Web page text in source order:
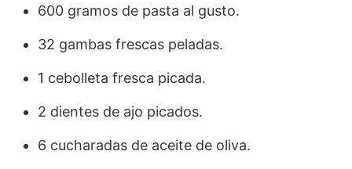
600 gramos de pasta al gusto.
32 gambas frescas peladas.
1 cebolleta fresca picada.
2 dientes de ajo picados.
6 cucharadas de aceite de oliva.